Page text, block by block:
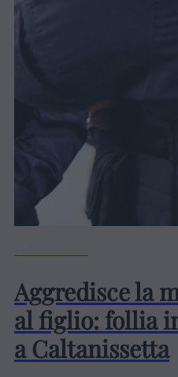
Aggredisce la
al figlio: follia
a Caltanissetta